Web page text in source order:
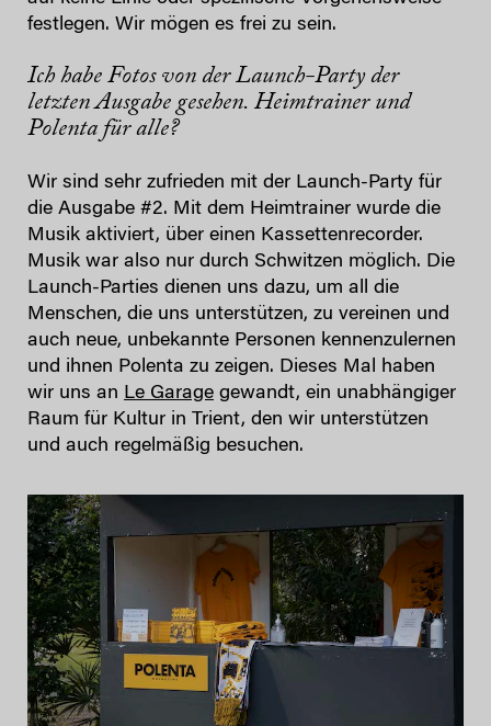
festlegen. Wir mögen es frei zu sein.
Ich habe Fotos von der Launch-Party der
letzten Ausgabe gesehen. Heimtrainer und
Polenta für alle?
Wir sind sehr zufrieden mit der Launch-Party für
die Ausgabe #2. Mit dem Heimtrainer wurde die
Musik aktiviert, über einen Kassettenrecorder.
Musik war also nur durch Schwitzen möglich. Die
Launch-Parties dienen uns dazu, um all die
Menschen, die uns unterstützen, zu vereinen und
auch neue, unbekannte Personen kennenzulernen
und ihnen Polenta zu zeigen. Dieses Mal haben
wir uns an Le Garage gewandt, ein unabhängiger
Raum für Kultur in Trient, den wir unterstützen
und auch regelmäßig besuchen.